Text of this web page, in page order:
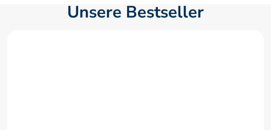
Unsere Bestseller